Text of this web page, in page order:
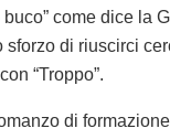
buco” come dice la
sforzo di riuscirci
“Troppo”.
di